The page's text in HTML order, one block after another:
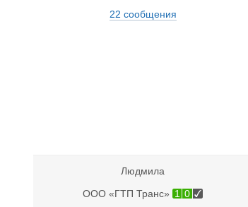
22 сообщения
Людмила
ООО «ГТП Транс» 1 0